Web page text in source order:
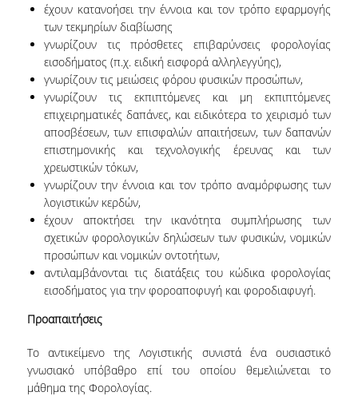
ΚΑΤΕΥΘΥΝΣΕΙΣ
ΠΡΟΓΡΑΜΜΑ ERASMUS+
INCOMING STUDENTS
OUTGOING STUDENTS
ΠΡΑΚΤΙΚΗ ΑΣΚΗΣΗ
ΟΔΗΓΟΣ ΕΚΠΟΝΗΣΗΣ ΕΡΓΑΣΙΩΝ
ΔΙΑΔΙΚΑΣΙΑ ΠΑΡΑΠΟΝΩΝ ΦΟΙΤΗΤΩΝ
ΚΑΘΗΓΗΤΕΣ - ΣΥΜΒΟΥΛΟΙ ΣΠΟΥΔΩΝ
ΜΕΤΑΠΤΥΧΙΑΚΕΣ ΣΠΟΥΔΕΣ
ΠΙΝΑΚΑΣ ΥΠΟΨΗΦΙΩΝ ΔΙΔΑΚΤΟΡΩΝ
έχουν κατανοήσει την έννοια και τον τρόπο εφαρμογής
των τεκμηρίων διαβίωσης
γνωρίζουν τις πρόσθετες επιβαρύνσεις φορολογίας
εισοδήματος (π.χ. ειδική εισφορά αλληλεγγύης),
γνωρίζουν τις μειώσεις φόρου φυσικών προσώπων,
γνωρίζουν τις εκπιπτόμενες και μη εκπιπτόμενες
επιχειρηματικές δαπάνες, και ειδικότερα το χειρισμό των
αποσβέσεων, των επισφαλών απαιτήσεων, των δαπανών
επιστημονικής και τεχνολογικής έρευνας και των
χρεωστικών τόκων,
γνωρίζουν την έννοια και τον τρόπο αναμόρφωσης των
λογιστικών κερδών,
έχουν αποκτήσει την ικανότητα συμπλήρωσης των
σχετικών φορολογικών δηλώσεων των φυσικών, νομικών
προσώπων και νομικών οντοτήτων,
αντιλαμβάνονται τις διατάξεις του κώδικα φορολογίας
εισοδήματος για την φοροαποφυγή και φοροδιαφυγή.
Προαπαιτήσεις
Το αντικείμενο της Λογιστικής συνιστά ένα ουσιαστικό
γνωσιακό υπόβαθρο επί του οποίου θεμελιώνεται το
μάθημα της Φορολογίας.